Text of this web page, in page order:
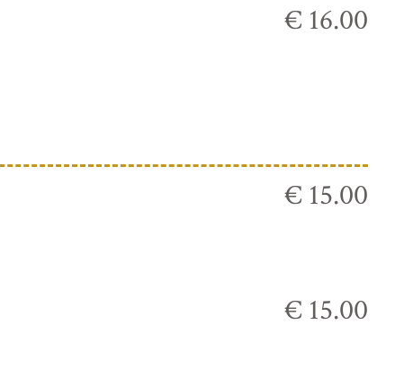
€ 16.00
€ 15.00
€ 15.00